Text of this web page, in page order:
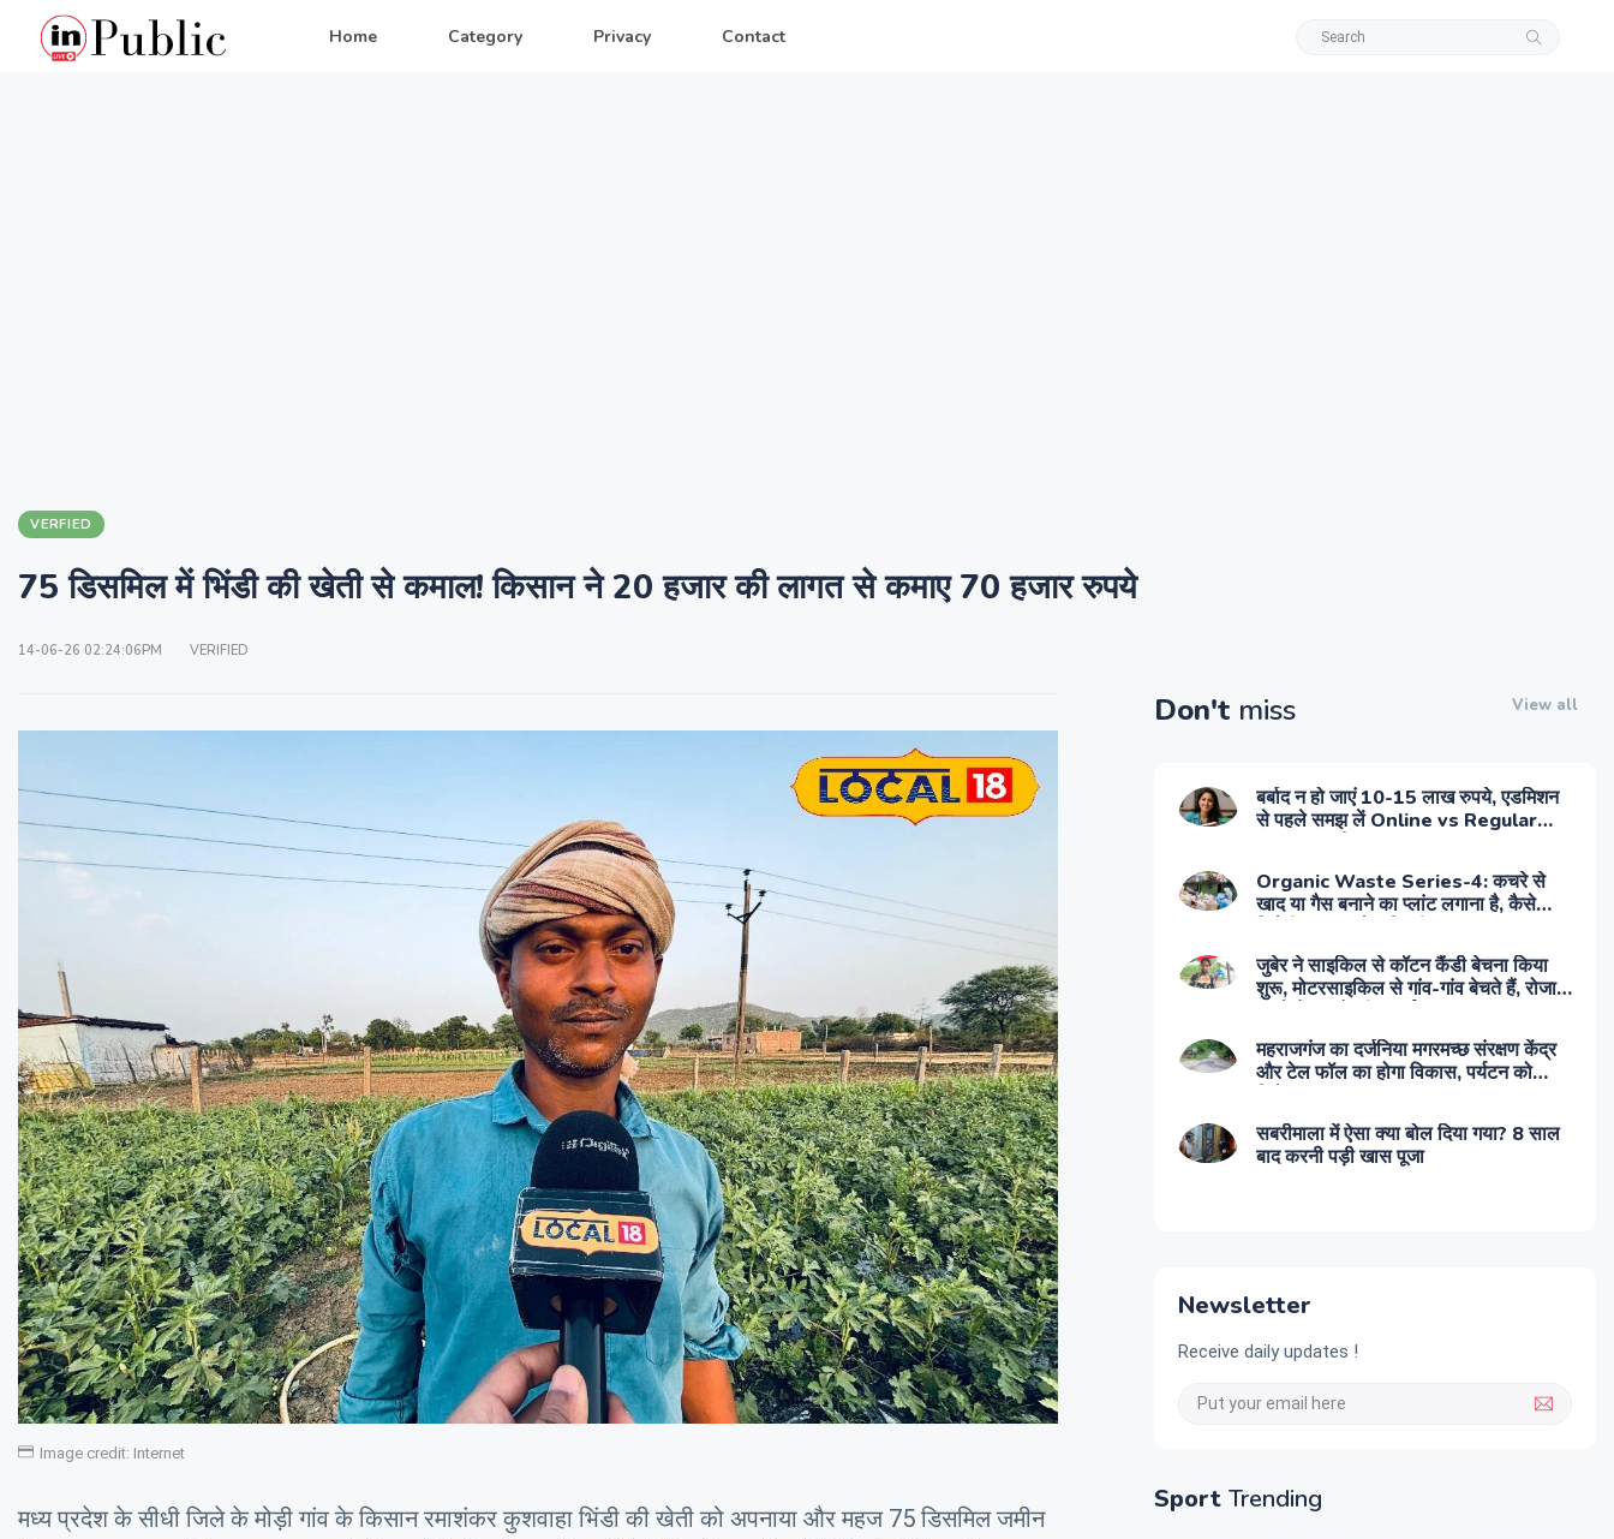
Home Category Privacy Contact
VERFIED
75 डिसमिल में भिंडी की खेती से कमाल! किसान ने 20 हजार की लागत से कमाए 70 हजार रुपये
14-06-26 02:24:06PM VERIFIED
Image credit: Internet
मध्य प्रदेश के सीधी जिले के मोड़ी गांव के किसान रमाशंकर कुशवाहा भिंडी की खेती को अपनाया और महज 75 डिसमिल जमीन
Don't miss View all
बर्बाद न हो जाएं 10-15 लाख रुपये, एडमिशन
से पहले समझ लें Online vs Regular
Organic Waste Series-4: कचरे से
खाद या गैस बनाने का प्लांट लगाना है, कैसे
जुबेर ने साइकिल से कॉटन कैंडी बेचना किया
शुरू, मोटरसाइकिल से गांव-गांव बेचते हैं, रोजाना
महराजगंज का दर्जनिया मगरमच्छ संरक्षण केंद्र
और टेल फॉल का होगा विकास, पर्यटन को
सबरीमाला में ऐसा क्या बोल दिया गया? 8 साल
बाद करनी पड़ी खास पूजा
Newsletter
Receive daily updates !
Sport Trending